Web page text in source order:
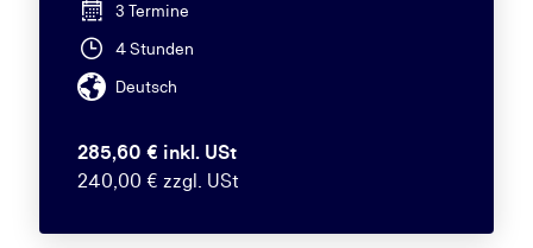
3 Termine
4 Stunden
Deutsch
285,60 € inkl. USt
240,00 € zzgl. USt